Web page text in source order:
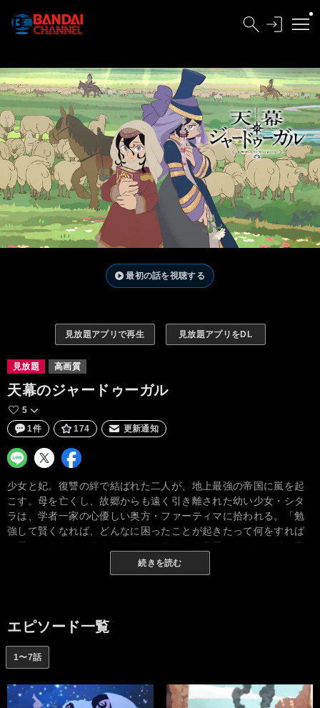
最初の話を視聴する
見放題アプリで再生 見放題アプリをDL
見放題 高画質
天幕のジャードゥーガル
5
1件
174 更新通知
少女と妃。復讐の絆で結ばれた二人が、地上最強の帝国に嵐を起
こす。母を亡くし、故郷からも遠く引き離された幼い少女・シタ
ラは、学者一家の心優しい奥方・ファーティマに拾われる。「勉
強して賢くなれば、どんなに困ったことが起きたって何をすれば
一番いいのかわかるんだ」ファーティマの息子・ムハンマドの言
葉に心を揺さぶられたシタラは、“知”の可能性と大切さを知り、教
養を深めていく。いつの日にか、ムハンマドに追いつくことを夢
は、ついにシタラの住む街をも巻き込んでいく。帝国の第四皇子
トルイによってすべてを奪われ捕虜となったシタラは、ただ一つ
残った“知恵”を駆使して王族に取り入り、帝国を内側から崩壊させ
ようと決意する。心に復讐の炎を宿しつつ、表向きは帝国に仕え
ネと運命的な出逢いを果たす。彼女もまた壮絶な過去を抱え、心
続きを読む
エピソード一覧
1〜7話